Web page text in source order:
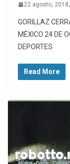
22 agosto, 2018
GORILLAZ
MÉXICO 24 DE
DEPORTES
Read More